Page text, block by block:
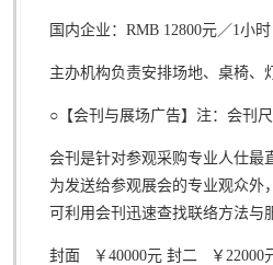
国内企业： RMB 12800元／1小
主办机构负责安排场地、桌椅、
○【会刊与展场广告】注：会刊
会刊是针对参观采购专业人仕最
为发送给参观展会的专业观众外
可利用会刊迅速查找联络方法与
封面 ￥ 40000元 封二 ￥ 22000